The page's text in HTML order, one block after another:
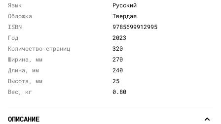
Язык
Русский
Обложка
Твердая
ISBN
9785699912995
Год
2023
Количество страниц
320
Ширина, мм
270
Длина, мм
240
Высота, мм
25
Вес, кг
0.80
ОПИСАНИЕ